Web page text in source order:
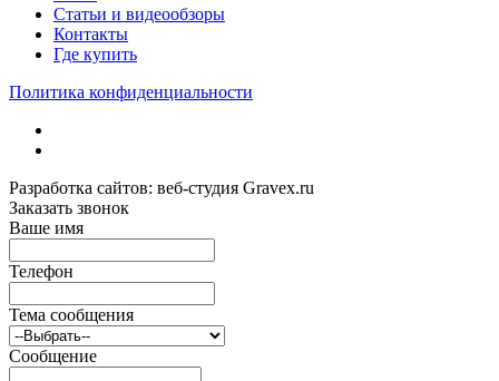
Статьи и видеообзоры
Контакты
Где купить
Политика конфиденциальности
Разработка сайтов: веб-студия Gravex.ru
Заказать звонок
Ваше имя
Телефон
Тема сообщения
Сообщение